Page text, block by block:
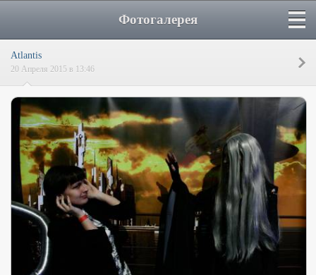
Фотогалерея
Atlantis
20 Апреля 2015 в 13:46